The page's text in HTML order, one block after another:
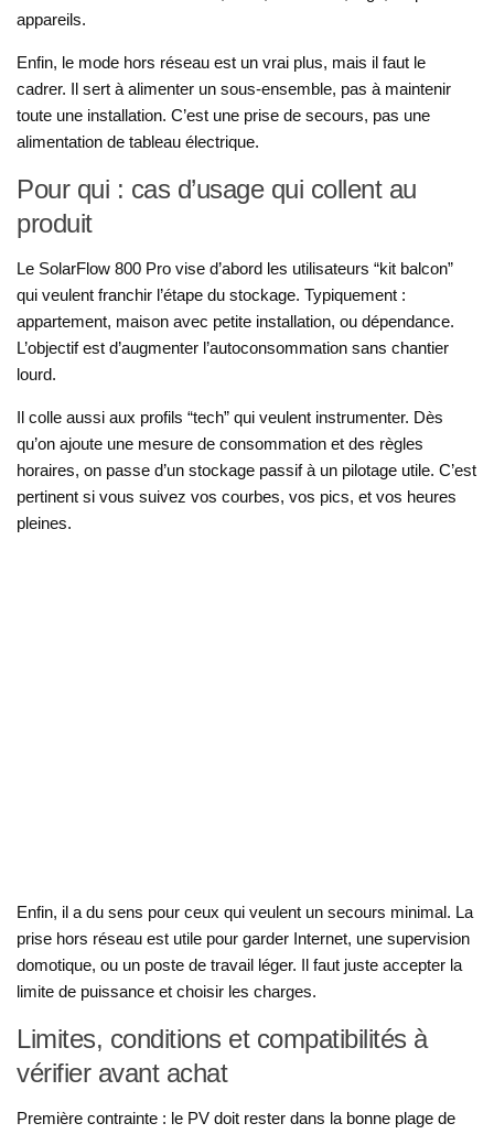
appareils.
Enfin, le mode hors réseau est un vrai plus, mais il faut le
cadrer. Il sert à alimenter un sous-ensemble, pas à maintenir
toute une installation. C’est une prise de secours, pas une
alimentation de tableau électrique.
Pour qui : cas d’usage qui collent au
produit
Le SolarFlow 800 Pro vise d’abord les utilisateurs “kit balcon”
qui veulent franchir l’étape du stockage. Typiquement :
appartement, maison avec petite installation, ou dépendance.
L’objectif est d’augmenter l’autoconsommation sans chantier
lourd.
Il colle aussi aux profils “tech” qui veulent instrumenter. Dès
qu’on ajoute une mesure de consommation et des règles
horaires, on passe d’un stockage passif à un pilotage utile. C’est
pertinent si vous suivez vos courbes, vos pics, et vos heures
pleines.
Enfin, il a du sens pour ceux qui veulent un secours minimal. La
prise hors réseau est utile pour garder Internet, une supervision
domotique, ou un poste de travail léger. Il faut juste accepter la
limite de puissance et choisir les charges.
Limites, conditions et compatibilités à
vérifier avant achat
Première contrainte : le PV doit rester dans la bonne plage de